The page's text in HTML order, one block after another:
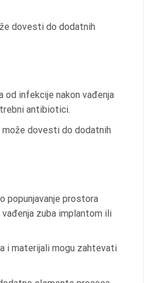
dovesti do dodatnih
od infekcije nakon vađenja
antibiotici.
dovesti do dodatnih
popunjavanje prostora
zuba implantom ili
i materijali mogu zahtevati